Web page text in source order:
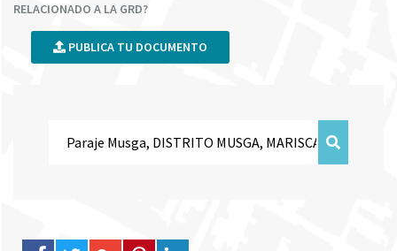
RELACIONADO A LA GRD?
PUBLICA TU DOCUMENTO